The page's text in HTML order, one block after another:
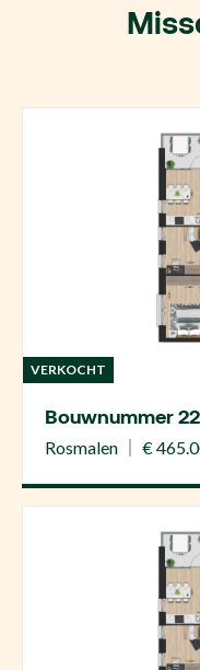
VERKOCHT
Bouwnummer
Rosmalen €